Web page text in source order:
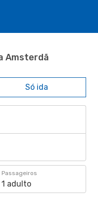
Amsterdã
Só ida
Passageiros
1 adulto